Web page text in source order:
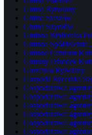
Gmina Rytwiany
Gmina Staszów
Gmina Szydłów
Gminna Biblioteka
Gminna Spółdzielnia
Gminne Centrum
Gminny Ośrodek
Gorzelnia Rytwiany
Gospoda Rycerska
Gospodarstwa
Gospodarstwa
Gospodarstwa
Gospodarstwa
Gospodarstwa
Gospodarstwa